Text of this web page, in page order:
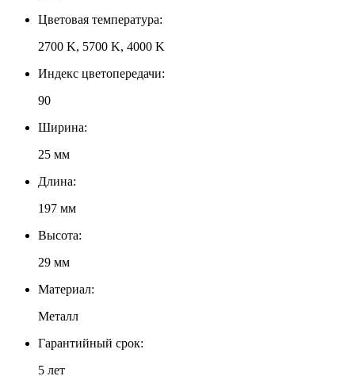
Цветовая температура:
2700 K, 5700 K, 4000 K
Индекс цветопередачи:
90
Ширина:
25 мм
Длина:
197 мм
Высота:
29 мм
Материал:
Металл
Гарантийный срок:
5 лет